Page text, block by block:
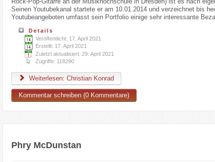
Seinen Youtubekanal startete er am 10.01.2014 und verzeichnet bis
Youtubeangeboten umfasst sein Portfolio einige sehr interessante
Details
Veröffentlicht: 17. April 2021
Erstellt: 17. April 2021
Zuletzt aktualisiert: 29. April 2021
Zugriffe: 118290
Weiterlesen: Christian Konrad
Kommentar schreiben (0 Kommentare)
Phry McDunstan